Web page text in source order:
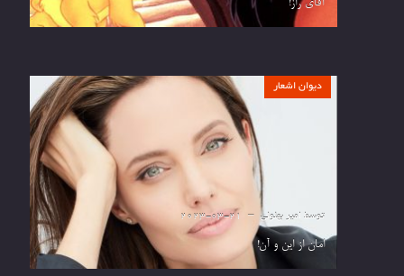
آقای راز!
دیوان اشعار
توسط امیر بهلولی 2023-03-21
امان از این و آن!